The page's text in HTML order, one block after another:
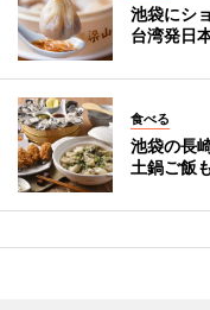
池袋にシ
台湾発日
食べる
池袋の長
土鍋ご飯